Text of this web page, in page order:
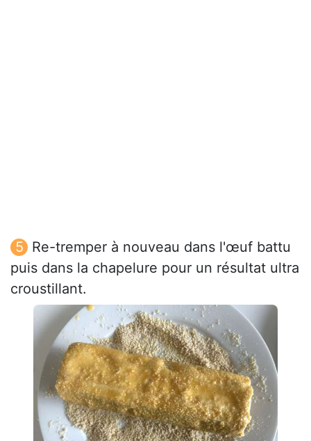
Re-tremper à nouveau dans l'œuf battu
puis dans la chapelure pour un résultat ultra
croustillant.